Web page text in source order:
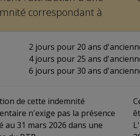
correspondant à
2 jours pour 20 ans
4 jours pour 25 ans
6 jours pour 30 ans
de cette indemnité
n'exige pas la présence
au 31 mars 2026 dans une